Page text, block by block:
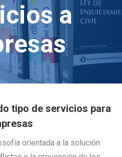
a
tipo de servicios para
orientada a la solución